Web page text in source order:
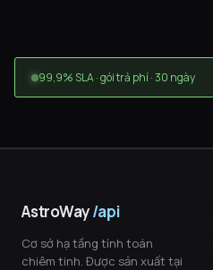
99,9% SLA · gói trả phí · 30 ngày
AstroWay/api
Cơ sở hạ tầng tính toán
chiêm tinh. Được sản xuất tại